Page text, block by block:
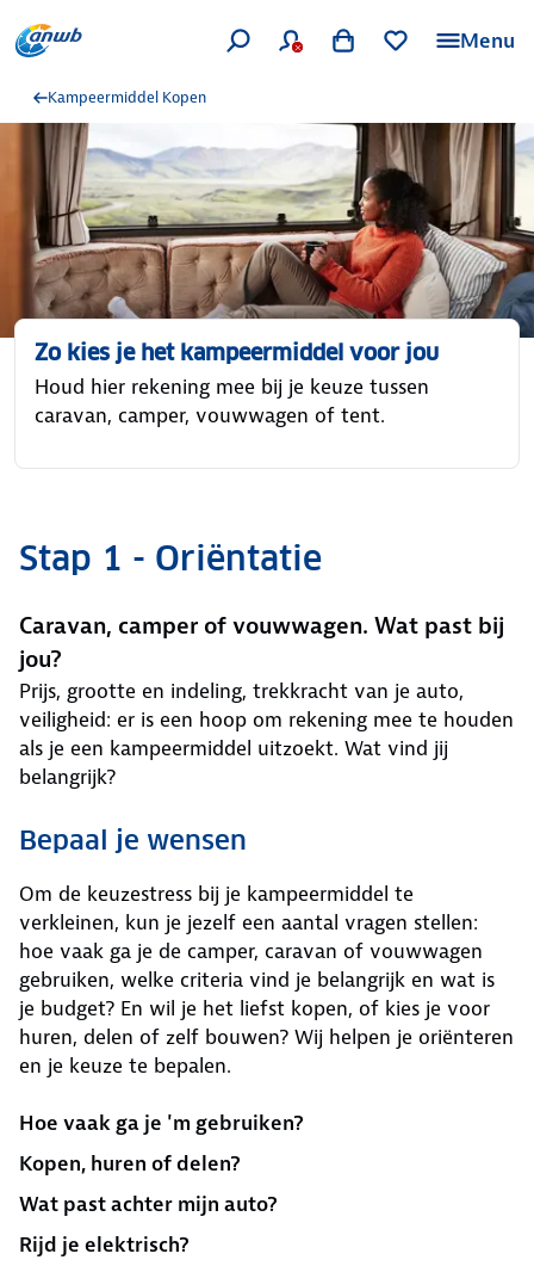
Menu
Kampeermiddel Kopen
Zo kies je het kampeermiddel voor jou
Houd hier rekening mee bij je keuze tussen
caravan, camper, vouwwagen of tent.
Stap 1 - Oriëntatie
Caravan, camper of vouwwagen. Wat past bij
jou?
Prijs, grootte en indeling, trekkracht van je auto,
veiligheid: er is een hoop om rekening mee te houden
als je een kampeermiddel uitzoekt. Wat vind jij
belangrijk?
Bepaal je wensen
Om de keuzestress bij je kampeermiddel te
verkleinen, kun je jezelf een aantal vragen stellen:
hoe vaak ga je de camper, caravan of vouwwagen
gebruiken, welke criteria vind je belangrijk en wat is
je budget? En wil je het liefst kopen, of kies je voor
huren, delen of zelf bouwen? Wij helpen je oriënteren
en je keuze te bepalen.
Hoe vaak ga je 'm gebruiken?
Kopen, huren of delen?
Wat past achter mijn auto?
Rijd je elektrisch?